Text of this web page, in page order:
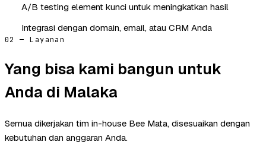
A/B testing element kunci untuk meningkatkan hasil
Integrasi dengan domain, email, atau CRM Anda
02 — Layanan
Yang bisa kami bangun untuk
Anda di Malaka
Semua dikerjakan tim in-house Bee Mata, disesuaikan dengan
kebutuhan dan anggaran Anda.